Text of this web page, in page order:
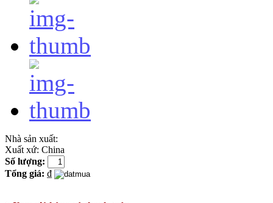
Nhà sản xuất:
Xuất xứ: China
Số lượng:
Tổng giá: ₫